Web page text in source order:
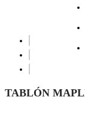
TABLÓN